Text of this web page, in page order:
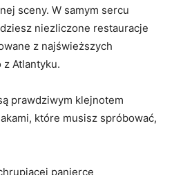
sceny. ⁤W‍ samym sercu⁤
‍niezliczone restauracje
‍z najświeższych⁢
‌z Atlantyku.
prawdziwym klejnotem
które musisz spróbować,
panierce